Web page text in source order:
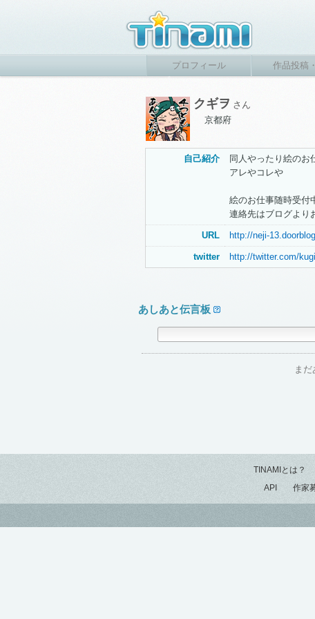
プロフィール 作品投稿
クギヲ さん
京都府
自己紹介
同人やったり絵のお
アレやコレや
絵のお仕事随時受付
連絡先はブログより
URL http://neji-
twitter http://twitter.com/
あしあと伝言板
まだ
TINAMIとは？
API
作家